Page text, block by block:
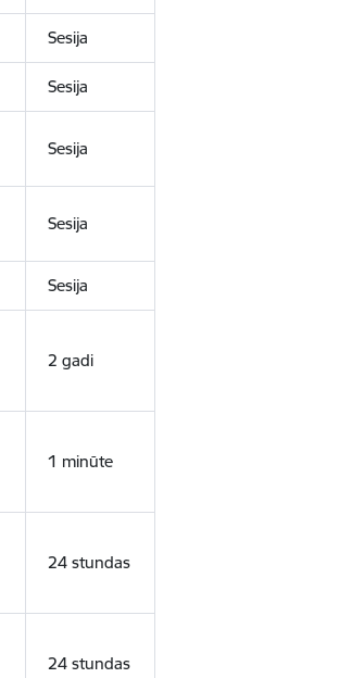
Sesija
Sesija
Sesija
Sesija
Sesija
2 gadi
1 minūte
24 stundas
24 stundas